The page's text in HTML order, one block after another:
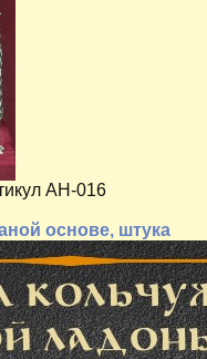
AH-016
основе, штука